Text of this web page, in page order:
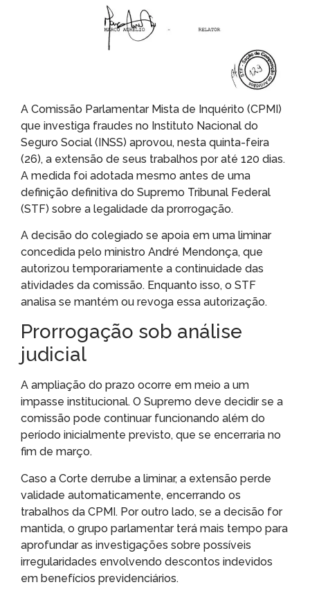
A Comissão Parlamentar Mista de Inquérito (CPMI)
que investiga fraudes no Instituto Nacional do
Seguro Social (INSS) aprovou, nesta quinta-feira
(26), a extensão de seus trabalhos por até 120 dias.
A medida foi adotada mesmo antes de uma
definição definitiva do Supremo Tribunal Federal
(STF) sobre a legalidade da prorrogação.
A decisão do colegiado se apoia em uma liminar
concedida pelo ministro André Mendonça, que
autorizou temporariamente a continuidade das
atividades da comissão. Enquanto isso, o STF
analisa se mantém ou revoga essa autorização.
Prorrogação sob análise
judicial
A ampliação do prazo ocorre em meio a um
impasse institucional. O Supremo deve decidir se a
comissão pode continuar funcionando além do
período inicialmente previsto, que se encerraria no
fim de março.
Caso a Corte derrube a liminar, a extensão perde
validade automaticamente, encerrando os
trabalhos da CPMI. Por outro lado, se a decisão for
mantida, o grupo parlamentar terá mais tempo para
aprofundar as investigações sobre possíveis
irregularidades envolvendo descontos indevidos
em benefícios previdenciários.